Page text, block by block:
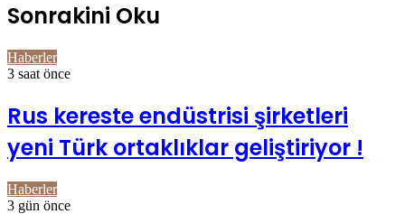
Sonrakini Oku
Haberler
3 saat önce
Rus kereste endüstrisi şirketleri
yeni Türk ortaklıklar geliştiriyor !
Haberler
3 gün önce